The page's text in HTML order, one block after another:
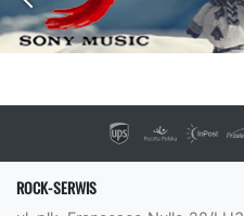
ROCK-SERWIS